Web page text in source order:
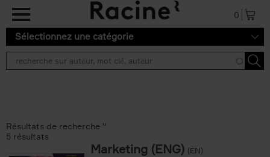
Aller au contenu principal
0
Sélectionnez une catégorie
Résultats de recherche ''
5 résultats
Marketing (ENG) (EN)